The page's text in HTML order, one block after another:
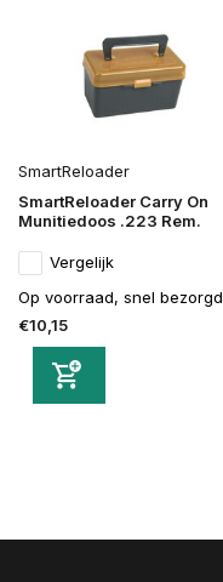
SmartReloader
SmartReloader Carry On
Munitiedoos .223 Rem.
Vergelijk
Op voorraad, snel bezorgd
€10,15